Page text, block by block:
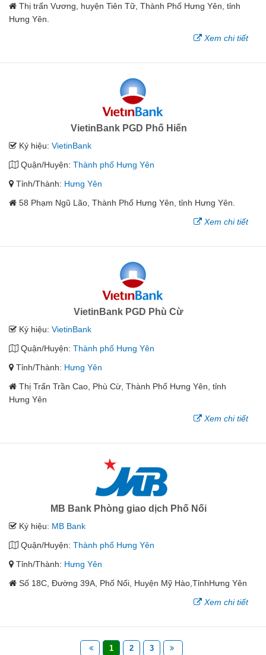
Thị trấn Vương, huyện Tiên Tữ, Thành Phố Hưng Yên, tỉnh
Hưng Yên.
Xem chi tiết
VietinBank PGD Phố Hiến
Ký hiệu: VietinBank
Quận/Huyện: Thành phố Hưng Yên
Tỉnh/Thành: Hưng Yên
58 Phạm Ngũ Lão, Thành Phố Hưng Yên, tỉnh Hưng Yên.
Xem chi tiết
VietinBank PGD Phù Cừ
Ký hiệu: VietinBank
Quận/Huyện: Thành phố Hưng Yên
Tỉnh/Thành: Hưng Yên
Thị Trấn Trần Cao, Phù Cừ, Thành Phố Hưng Yên, tỉnh
Hưng Yên
Xem chi tiết
MB Bank Phòng giao dịch Phố Nối
Ký hiệu: MB Bank
Quận/Huyện: Thành phố Hưng Yên
Tỉnh/Thành: Hưng Yên
Số 18C, Đường 39A, Phố Nối, Huyện Mỹ Hào,TỉnhHưng Yên
Xem chi tiết
1 2 3